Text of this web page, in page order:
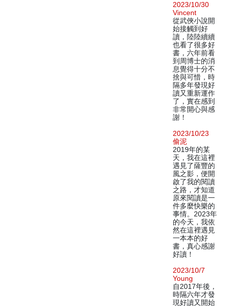
2023/10/30
Vincent
從武俠小說開
始接觸到好
讀，陸陸續續
也看了很多好
書，六年前看
到周博士的消
息覺得十分不
捨與可惜，時
隔多年發現好
讀又重新運作
了，實在感到
非常開心與感
謝！
2023/10/23
偷泥
2019年的某
天，我在這裡
遇見了薩豐的
風之影，便開
啟了我的閱讀
之路，才知道
原來閱讀是一
件多麼快樂的
事情。2023年
的今天，我依
然在這裡遇見
一本本的好
書，真心感謝
好讀！
2023/10/7
Young
自2017年後，
時隔六年才發
現好讀又開始